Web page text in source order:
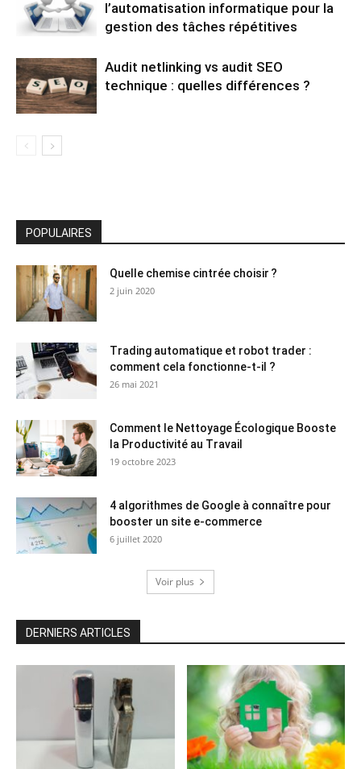
l’automatisation informatique pour la
gestion des tâches répétitives
Audit netlinking vs audit SEO
technique : quelles différences ?
POPULAIRES
Quelle chemise cintrée choisir ?
2 juin 2020
Trading automatique et robot trader :
comment cela fonctionne-t-il ?
26 mai 2021
Comment le Nettoyage Écologique Booste
la Productivité au Travail
19 octobre 2023
4 algorithmes de Google à connaître pour
booster un site e-commerce
6 juillet 2020
Voir plus
DERNIERS ARTICLES